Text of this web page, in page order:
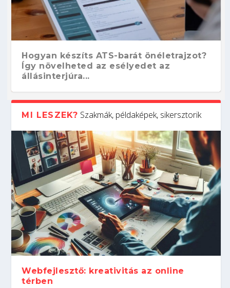
Hogyan készíts ATS-barát önéletrajzot?
Így növelheted az esélyedet az
állásinterjúra...
Kitalálod, mire használják ezeket a
gépeket?
Nem sikerült az egyetemi felvételi?
Tanulj szakmát!
Szoftverfejlesztő: verseny kódban –
amikor néhány sor program dönti el a
világversenyt...
Digitális detox – hogyan kapcsolódj ki
telefon nélkül?
MI LESZEK? Szakmák, példaképek, sikersztorik
Webfejlesztő: kreativitás az online
térben